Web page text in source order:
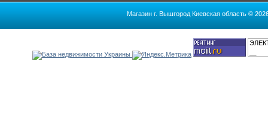
Магазин г. Вышгород Киевская область ©